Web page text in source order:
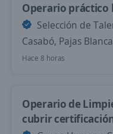
Operario práctico
Selección de
Casabó, Pajas
Hace 8 horas
Operario de
cubrir